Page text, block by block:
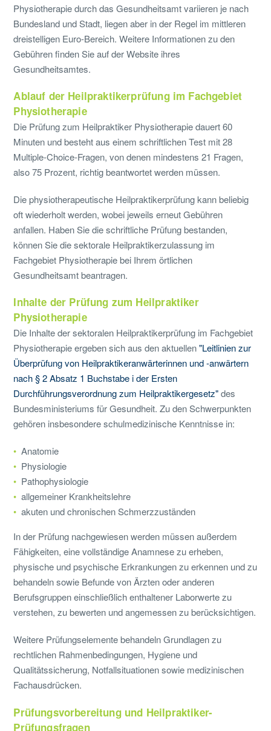
Physiotherapie durch das Gesundheitsamt variieren je nach
Bundesland und Stadt, liegen aber in der Regel im mittleren
dreistelligen Euro-Bereich. Weitere Informationen zu den
Gebühren finden Sie auf der Website ihres
Gesundheitsamtes.
Ablauf der Heilpraktikerprüfung im Fachgebiet
Physiotherapie
Die Prüfung zum Heilpraktiker Physiotherapie dauert 60
Minuten und besteht aus einem schriftlichen Test mit 28
Multiple-Choice-Fragen, von denen mindestens 21 Fragen,
also 75 Prozent, richtig beantwortet werden müssen.
Die physiotherapeutische Heilpraktikerprüfung kann beliebig
oft wiederholt werden, wobei jeweils erneut Gebühren
anfallen. Haben Sie die schriftliche Prüfung bestanden,
können Sie die sektorale Heilpraktikerzulassung im
Fachgebiet Physiotherapie bei Ihrem örtlichen
Gesundheitsamt beantragen.
Inhalte der Prüfung zum Heilpraktiker
Physiotherapie
Die Inhalte der sektoralen Heilpraktikerprüfung im Fachgebiet
Physiotherapie ergeben sich aus den aktuellen"Leitlinien zur
Überprüfung von Heilpraktikeranwärterinnen und -anwärtern
nach § 2 Absatz 1 Buchstabe i der Ersten
Durchführungsverordnung zum Heilpraktikergesetz"des
Bundesministeriums für Gesundheit. Zu den Schwerpunkten
gehören insbesondere schulmedizinische Kenntnisse in:
Anatomie
Physiologie
Pathophysiologie
allgemeiner Krankheitslehre
akuten und chronischen Schmerzzuständen
In der Prüfung nachgewiesen werden müssen außerdem
Fähigkeiten, eine vollständige Anamnese zu erheben,
physische und psychische Erkrankungen zu erkennen und zu
behandeln sowie Befunde von Ärzten oder anderen
Berufsgruppen einschließlich enthaltener Laborwerte zu
verstehen, zu bewerten und angemessen zu berücksichtigen.
Weitere Prüfungselemente behandeln Grundlagen zu
rechtlichen Rahmenbedingungen, Hygiene und
Qualitätssicherung, Notfallsituationen sowie medizinischen
Fachausdrücken.
Prüfungsvorbereitung und Heilpraktiker-
Prüfungsfragen